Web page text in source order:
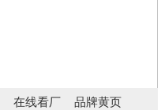
在线看厂 品牌黄页